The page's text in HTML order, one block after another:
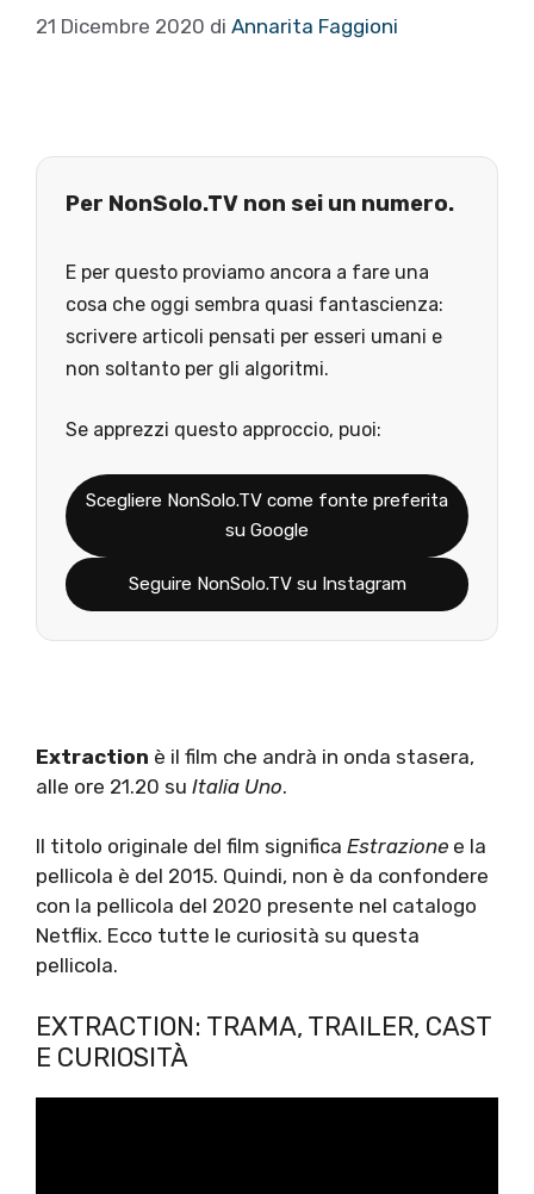
21 Dicembre 2020 di Annarita Faggioni
Per NonSolo.TV non sei un numero.
E per questo proviamo ancora a fare una
cosa che oggi sembra quasi fantascienza:
scrivere articoli pensati per esseri umani e
non soltanto per gli algoritmi.
Se apprezzi questo approccio, puoi:
Scegliere NonSolo.TV come fonte preferita
su Google
Seguire NonSolo.TV su Instagram
Extraction è il film che andrà in onda stasera,
alle ore 21.20 su Italia Uno.
Il titolo originale del film significa Estrazione e la
pellicola è del 2015. Quindi, non è da confondere
con la pellicola del 2020 presente nel catalogo
Netflix. Ecco tutte le curiosità su questa
pellicola.
EXTRACTION: TRAMA, TRAILER, CAST
E CURIOSITÀ